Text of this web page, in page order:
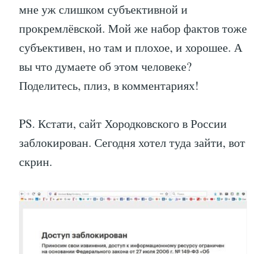
мне уж слишком субъективной и
прокремлёвской. Мой же набор фактов тоже
субъективен, но там и плохое, и хорошее. А
вы что думаете об этом человеке?
Поделитесь, плиз, в комментариях!
PS. Кстати, сайт Хородковского в России
заблокирован. Сегодня хотел туда зайти, вот
скрин.